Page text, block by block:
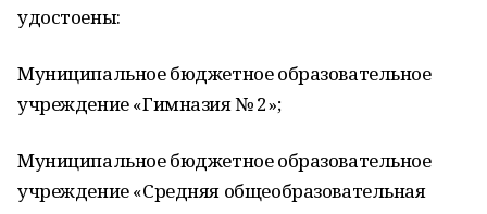
удостоены:
Муниципальное бюджетное образовательное
учреждение «Гимназия № 2»;
Муниципальное бюджетное образовательное
учреждение «Средняя общеобразовательная